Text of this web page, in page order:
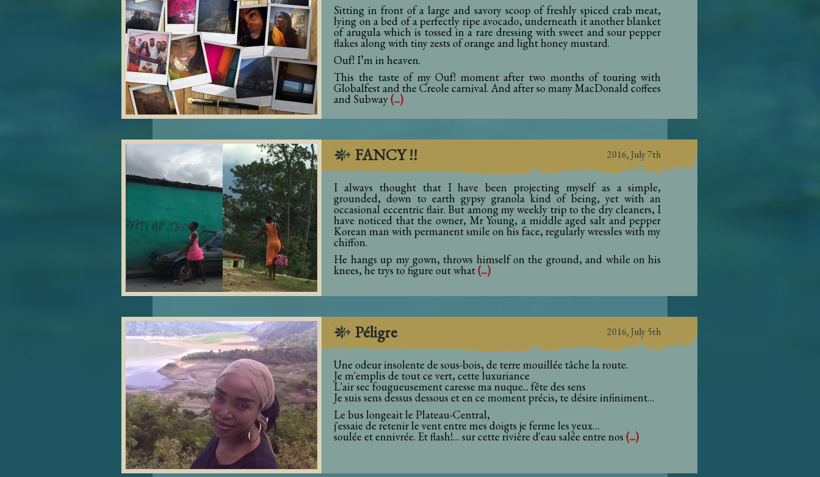
Sitting in front of a large and savory scoop of freshly spiced crab meat,
lying on a bed of a perfectly ripe avocado, underneath it another blanket
of arugula which is tossed in a rare dressing with sweet and sour pepper
flakes along with tiny zests of orange and light honey mustard.
Ouf! I’m in heaven.
This the taste of my Ouf! moment after two months of touring with
Globalfest and the Creole carnival. And after so many MacDonald coffees
and Subway(...)
FANCY !! 2016, July 7th
I always thought that I have been projecting myself as a simple,
grounded, down to earth gypsy granola kind of being, yet with an
occasional eccentric flair. But among my weekly trip to the dry cleaners, I
have noticed that the owner, Mr Young, a middle aged salt and pepper
Korean man with permanent smile on his face, regularly wressles with my
chiffon.
He hangs up my gown, throws himself on the ground, and while on his
knees, he trys to figure out what(...)
Péligre 2016, July 5th
Une odeur insolente de sous-bois, de terre mouillée tâche la route.
Je m'emplis de tout ce vert, cette luxuriance
L'air sec fougueusement caresse ma nuque... fête des sens
Je suis sens dessus dessous et en ce moment précis, te désire infiniment…
Le bus longeait le Plateau-Central,
j'essaie de retenir le vent entre mes doigts je ferme les yeux…
soulée et ennivrée. Et flash!… sur cette rivière d'eau salée entre nos(...)